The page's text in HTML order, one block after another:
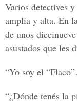
Varios detectives
amplia y alta. En
de unos
asustados que les
“Yo soy el
“¿Dónde tenés la